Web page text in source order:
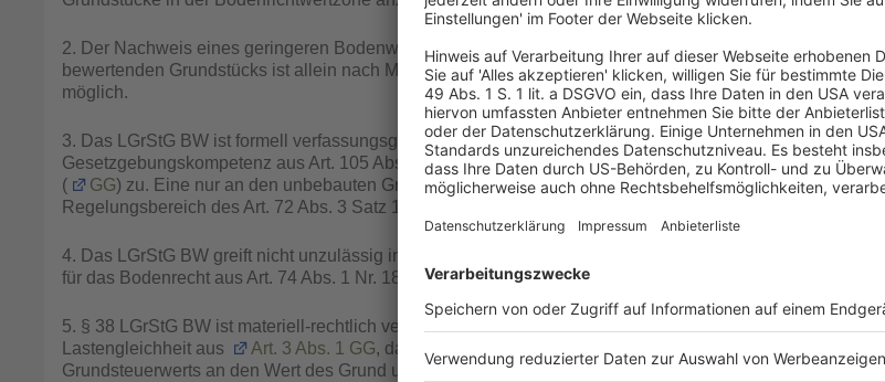
2. Der Nachweis eines geringeren Bodenwerts aufgrund objektspezifischer Besonderheiten des zu
bewertenden Grundstücks ist allein nach Maßgabe der Voraussetzungen des § 38 Abs. 4 LGrStG BW
möglich.
3. Das LGrStG BW ist formell verfassungsgemäß. Dem Land Baden-Württemberg stand die
Gesetzgebungskompetenz aus Art. 105 Abs. 2 Satz 1 i.V.m. Art. 72 Abs. 3 Satz 1 Nr. 7 des Grundgesetzes
(
GG) zu. Eine nur an den unbebauten Grund und Boden anknüpfende Bodenwertsteuer ist vom
Regelungsbereich des Art. 72 Abs. 3 Satz 1 Nr. 7
4. Das LGrStG BW greift nicht unzulässig in die konkurrierende Gesetzgebungskompetenz des Bundes
für das Bodenrecht aus Art. 74 Abs. 1 Nr. 18 i.V.m.
Art. 72 Abs. 1 GG
5. § 38 LGrStG BW ist materiell-rechtlich verfassungsgemäß. Es verstößt nicht gegen den Grundsatz der
Lastengleichheit aus
Art. 3 Abs. 1 GG, dass der Landesgesetzgeber bei der Ermittlung des
Grundsteuerwerts an den Wert des Grund und Bodens anknüpft, ohne zwischen bebauten und